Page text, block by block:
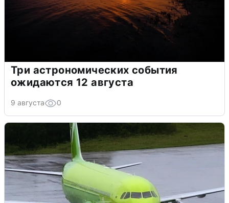
Три астрономических события
ожидаются 12 августа
9 августа 0